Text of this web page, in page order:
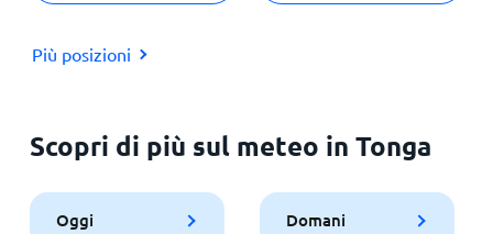
Più posizioni
Scopri di più sul meteo in Tonga
Oggi Domani